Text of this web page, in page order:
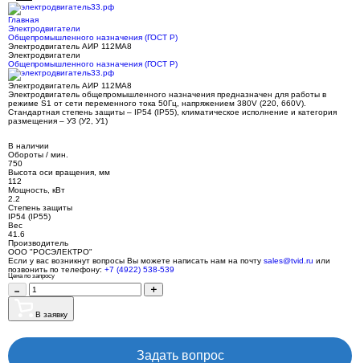
Главная
Электродвигатели
Общепромышленного назначения (ГОСТ Р)
Электродвигатель АИР 112МА8
Электродвигатели
Общепромышленного назначения (ГОСТ Р)
Электродвигатель АИР 112МА8
Электродвигатель общепромышленного назначения предназначен для работы в
режиме S1 от сети переменного тока 50Гц, напряжением 380V (220, 660V).
Стандартная степень защиты – IP54 (IP55), климатическое исполнение и категория
размещения – У3 (У2, У1)
В наличии
Обороты / мин.
750
Высота оси вращения, мм
112
Мощность, кВт
2.2
Степень защиты
IP54 (IP55)
Вес
41.6
Производитель
ООО "РОСЭЛЕКТРО"
Если у вас возникнут вопросы Вы можете написать нам на почту sales@tvid.ru или
позвонить по телефону: +7 (4922) 538-539
Цена по запросу
В заявку
Задать вопрос